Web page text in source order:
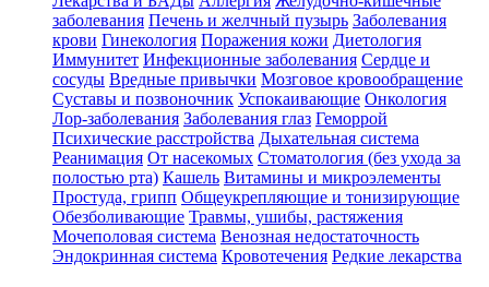
заболевания Печень и желчный пузырь Заболевания
крови Гинекология Поражения кожи Диетология
Иммунитет Инфекционные заболевания Сердце и
сосуды Вредные привычки Мозговое кровообращение
Суставы и позвоночник Успокаивающие Онкология
Лор-заболевания Заболевания глаз Геморрой
Психические расстройства Дыхательная система
Реанимация От насекомых Стоматология (без ухода за
полостью рта) Кашель Витамины и микроэлементы
Простуда, грипп Общеукрепляющие и тонизирующие
Обезболивающие Травмы, ушибы, растяжения
Мочеполовая система Венозная недостаточность
Эндокринная система Кровотечения Редкие лекарства